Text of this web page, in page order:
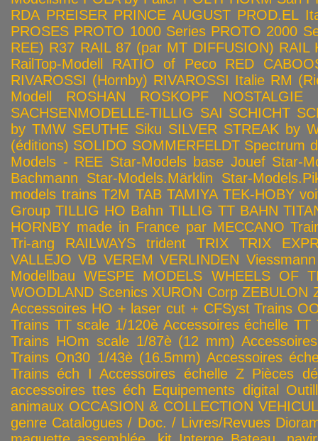
RDA PREISER PRINCE AUGUST PROD.EL
PROSES PROTO 1000 Series PROTO 2000
REE) R37 RAIL 87 (par MT DIFFUSION) RAIL
RailTop-Modell
RATIO of Peco
RED
RIVAROSSI (Hornby) RIVAROSSI Italie RM
Modell
ROSHAN ROSKOPF NOSTALGIE
SACHSENMODELLE-TILLIG SAI SCHICHT
by TMW SEUTHE Siku SILVER STREAK by
(éditions) SOLIDO SOMMERFELDT Spectrum
Models - REE Star-Models base Jouef Star-
Bachmann
Star-Models.Märklin
Star-
models trains T2M TAB TAMIYA TEK-HOBY
Group TILLIG HO Bahn TILLIG TT BAHN
HORNBY made in France par MECCANO
Tri-ang RAILWAYS
trident TRIX
TRIX
VALLEJO VB VEREM VERLINDEN Viessmann
Modellbau WESPE MODELS WHEELS OF
WOODLAND Scenics XURON Corp ZEBULON
Accessoires HO + laser cut + CFSyst Trains
Trains TT scale 1/120è Accessoires échelle TT
Trains HOm scale 1/87è (12 mm)
Trains On30 1/43è (16.5mm) Accessoires
Trains éch I Accessoires échelle Z Pièces
accessoires ttes éch Equipements digital
animaux OCCASION & COLLECTION
genre Catalogues / Doc. / Livres/Revues